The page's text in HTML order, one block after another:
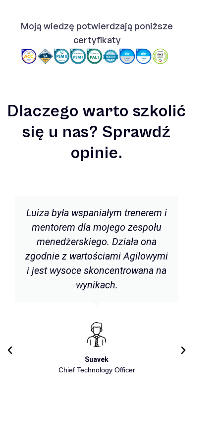
Moją wiedzę potwierdzają poniższe
certyfikaty
Dlaczego warto szkolić
się u nas? Sprawdź
opinie.
Luiza była wspaniałym trenerem i
mentorem dla mojego zespołu
menedżerskiego. Działa ona
zgodnie z wartościami Agilowymi
i jest wysoce skoncentrowana na
wynikach.
Suavek
Chief Technology Officer